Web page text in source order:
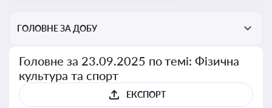
ГОЛОВНЕ ЗА ДОБУ
Головне за 23.09.2025 по темі: Фізична
культура та спорт
ЕКСПОРТ